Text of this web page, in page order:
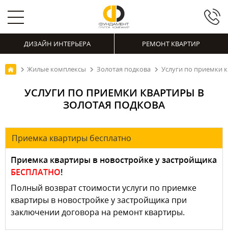
ДИЗАЙН ИНТЕРЬЕРА РЕМОНТ КВАРТИР
Жилые комплексы Золотая подкова Услуги по приемки
УСЛУГИ ПО ПРИЕМКИ КВАРТИРЫ В
ЗОЛОТАЯ ПОДКОВА
Приемка квартиры бесплатно
Приемка квартиры в новостройке у застройщика
БЕСПЛАТНО!
Полный возврат стоимости услуги по приемке
квартиры в новостройке у застройщика при
заключении договора на ремонт квартиры.